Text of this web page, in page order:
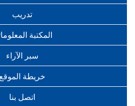
تدريب
المكتبة المعلوماتية
سبر الآراء
خريطة الموقع
اتصل بنا